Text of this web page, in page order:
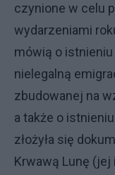
czynione w celu
wydarzeniami
mówią o
nielegalną
zbudowanej na
a także o
złożyła się
Krwawą Lunę (jej